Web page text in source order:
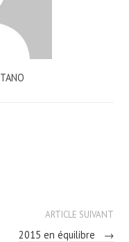
ARTICLE SUIVANT
2015 en équilibre →